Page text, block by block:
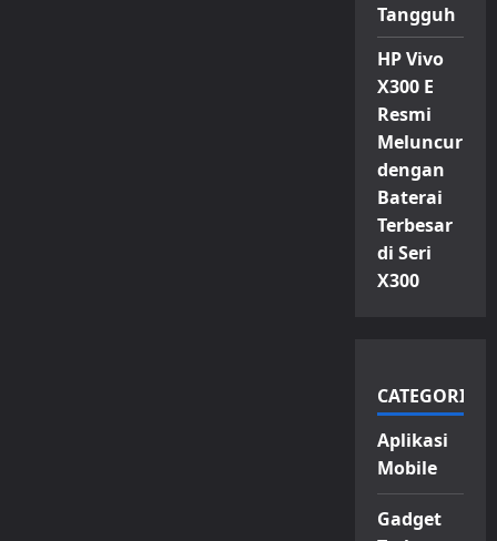
Tangguh
HP Vivo
X300 E
Resmi
Meluncur
dengan
Baterai
Terbesar
di Seri
X300
CATEGORIES
Aplikasi
Mobile
Gadget